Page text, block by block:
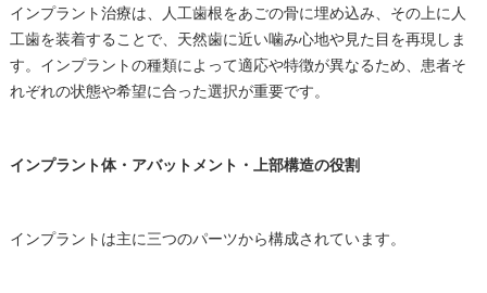
インプラント治療は、人工歯根をあごの骨に埋め込み、その上に人
工歯を装着することで、天然歯に近い噛み心地や見た目を再現しま
す。インプラントの種類によって適応や特徴が異なるため、患者そ
れぞれの状態や希望に合った選択が重要です。
インプラント体・アバットメント・上部構造の役割
インプラントは主に三つのパーツから構成されています。